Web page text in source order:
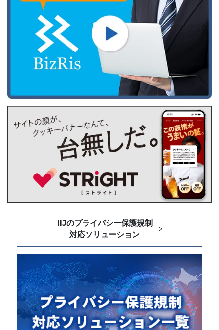
IIJのプライバシー保護規制
対応ソリューション